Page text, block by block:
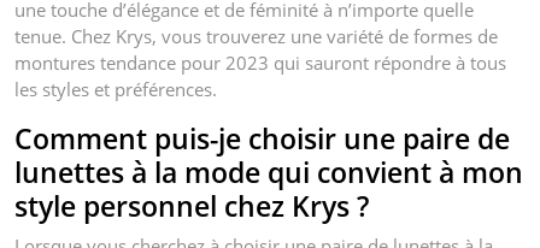
une touche d’élégance et de féminité à n’importe quelle
tenue. Chez Krys, vous trouverez une variété de formes de
montures tendance pour 2023 qui sauront répondre à tous
les styles et préférences.
Comment puis-je choisir une paire de
lunettes à la mode qui convient à mon
style personnel chez Krys ?